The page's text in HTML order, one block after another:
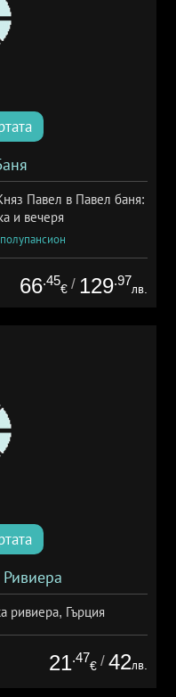
Павел в Павел баня:
и вечеря
66.45
€ / 129.97
лв.
ривиера, Гърция
21.47
€ / 42лв.